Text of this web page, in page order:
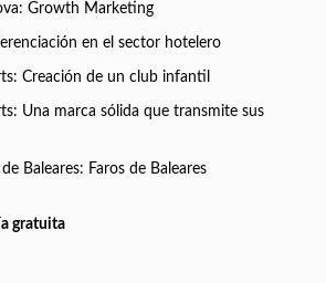
Growth Marketing
en el sector hotelero
Creación de un club infantil
Una marca sólida que transmite sus
Baleares: Faros de Baleares
gratuita